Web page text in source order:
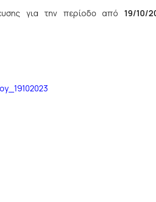
για την περίοδο από 19/10/